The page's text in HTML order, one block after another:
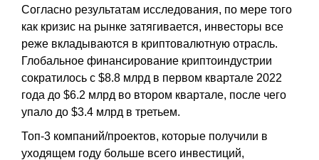
Согласно результатам исследования, по мере того
как кризис на рынке затягивается, инвесторы все
реже вкладываются в криптовалютную отрасль.
Глобальное финансирование криптоиндустрии
сократилось с $8.8 млрд в первом квартале 2022
года до $6.2 млрд во втором квартале, после чего
упало до $3.4 млрд в третьем.
Топ-3 компаний/проектов, которые получили в
уходящем году больше всего инвестиций,